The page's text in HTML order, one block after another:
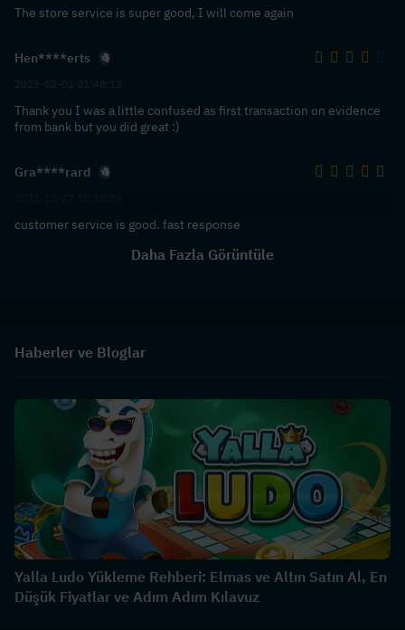
The store service is super good, I will come again
Hen****erts
Thank you I was a little confused as first transaction on evidence
from bank but you did great :)
Gra****rard
customer service is good. fast response
Daha Fazla Görüntüle
Haberler ve Bloglar
Yalla Ludo Yükleme Rehberi: Elmas ve Altın Satın Al, En
Düşük Fiyatlar ve Adım Adım Kılavuz